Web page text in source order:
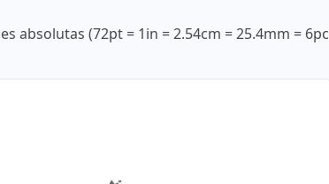
absolutas (72pt = 1in = 2.54cm = 25.4mm = 6pc